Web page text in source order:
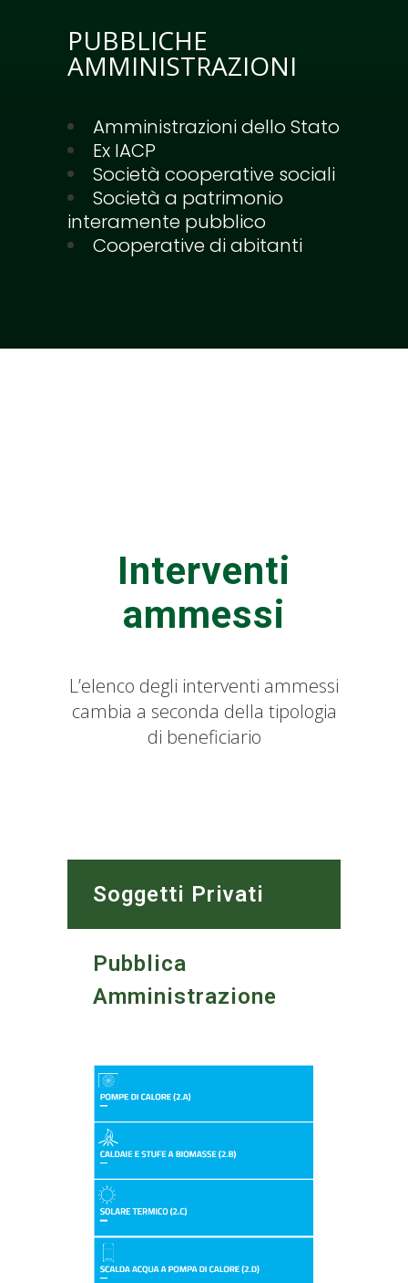
PUBBLICHE
AMMINISTRAZIONI
Amministrazioni dello Stato
Ex IACP
Società cooperative sociali
Società a patrimonio
interamente pubblico
Cooperative di abitanti
Interventi
ammessi
L’elenco degli interventi ammessi
cambia a seconda della tipologia
di beneficiario
Soggetti Privati
Pubblica
Amministrazione